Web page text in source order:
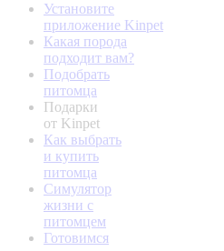
Установите
приложение Kinpet
Какая порода
подходит вам?
Подобрать
питомца
Подарки
от Kinpet
Как выбрать
и купить
питомца
Симулятор
жизни с
питомцем
Готовимся